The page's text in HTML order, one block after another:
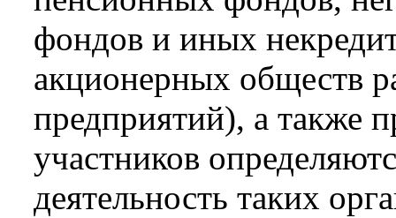
фондов и иных
акционерных обществ
предприятий), а также
участников
деятельность таких